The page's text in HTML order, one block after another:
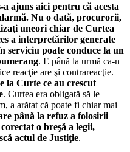
a ajuns aici pentru că acesta
Nu o dată, procurorii,
uneori chiar de Curtea
a interpretărilor generate
serviciu poate conduce la un
. E până la urmă ca-n
reacţie are şi contrareacţie.
la Curte ce au crescut
. Curtea era obligată să le
a arătat că poate fi chiar mai
până la refuz a folosirii
o breşă a legii,
actul de Justiţie.